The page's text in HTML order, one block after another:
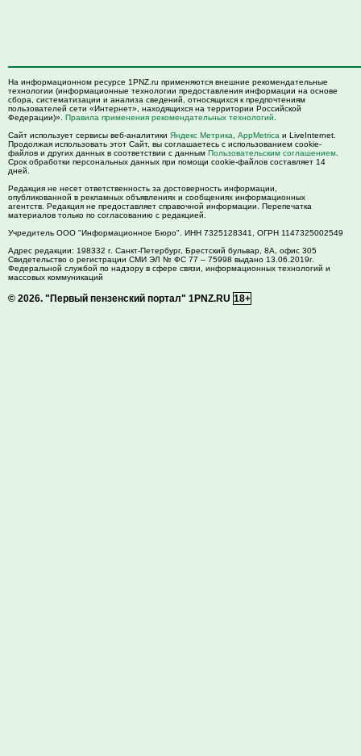
На информационном ресурсе 1PNZ.ru применяются внешние рекомендательные
технологии (информационные технологии предоставления информации на основе
сбора, систематизации и анализа сведений, относящихся к предпочтениям
пользователей сети «Интернет», находящихся на территории Российской
Федерации)». Правила применения рекомендательных технологий
Сайт использует сервисы веб-аналитики Яндекс Метрика AppMetrica и LiveInternet.
Продолжая использовать этот Сайт, вы соглашаетесь с использованием cookie-
файлов и других данных в соответствии с данным Пользовательским соглашением
Срок обработки персональных данных при помощи cookie-файлов составляет 14
дней.
Редакция не несет ответственность за достоверность информации,
опубликованной в рекламных объявлениях и сообщениях информационных
агентств. Редакция не предоставляет справочной информации. Перепечатка
материалов только по согласованию с редакцией.
Учредитель ООО "Информационное Бюро". ИНН 7325128341, ОГРН 1147325002549
Адрес редакции: 198332 г. Санкт-Петербург, Брестский бульвар, 8А, офис 305
Свидетельство о регистрации СМИ ЭЛ № ФС 77 – 75998 выдано 13.06.2019г.
Федеральной службой по надзору в сфере связи, информационных технологий и
массовых коммуникаций
© 2026. "Первый пензенский портал" 1PNZ.RU 18+